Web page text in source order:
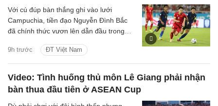
9h trước ĐT Việt Nam
Với cú đúp bàn thắng ghi vào lưới
Campuchia, tiền đạo Nguyễn Đình Bắc
đã chính thức vươn lên dẫn đầu trong
Video: Tình huống thủ môn Lê Giang phải nhận
bàn thua đầu tiên ở ASEAN Cup